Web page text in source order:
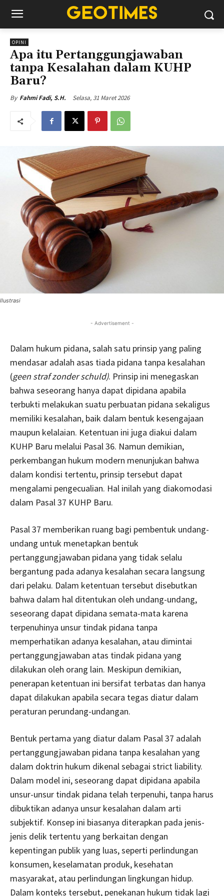
OPINI
Apa itu Pertanggungjawaban
tanpa Kesalahan dalam KUHP
Baru?
By Fahmi Fadi, S.H. Selasa, 31 Maret 2026
Ilustrasi
- Advertisement -
Dalam hukum pidana, salah satu prinsip yang paling
mendasar adalah asas tiada pidana tanpa kesalahan
(geen straf zonder schuld). Prinsip ini menegaskan
bahwa seseorang hanya dapat dipidana apabila
terbukti melakukan suatu perbuatan pidana sekaligus
memiliki kesalahan, baik dalam bentuk kesengajaan
maupun kelalaian. Ketentuan ini juga diakui dalam
KUHP Baru melalui Pasal 36. Namun demikian,
perkembangan hukum modern menunjukan bahwa
dalam kondisi tertentu, prinsip tersebut dapat
mengalami pengecualian. Hal inilah yang diakomodasi
dalam Pasal 37 KUHP Baru.
Pasal 37 memberikan ruang bagi pembentuk undang-
undang untuk menetapkan bentuk
pertanggungjawaban pidana yang tidak selalu
bergantung pada adanya kesalahan secara langsung
dari pelaku. Dalam ketentuan tersebut disebutkan
bahwa dalam hal ditentukan oleh undang-undang,
seseorang dapat dipidana semata-mata karena
terpenuhinya unsur tindak pidana tanpa
memperhatikan adanya kesalahan, atau dimintai
pertanggungjawaban atas tindak pidana yang
dilakukan oleh orang lain. Meskipun demikian,
penerapan ketentuan ini bersifat terbatas dan hanya
dapat dilakukan apabila secara tegas diatur dalam
peraturan perundang-undangan.
Bentuk pertama yang diatur dalam Pasal 37 adalah
pertanggungjawaban pidana tanpa kesalahan yang
dalam doktrin hukum dikenal sebagai strict liability.
Dalam model ini, seseorang dapat dipidana apabila
unsur-unsur tindak pidana telah terpenuhi, tanpa harus
dibuktikan adanya unsur kesalahan dalam arti
subjektif. Konsep ini biasanya diterapkan pada jenis-
jenis delik tertentu yang berkaitan dengan
kepentingan publik yang luas, seperti perlindungan
konsumen, keselamatan produk, kesehatan
masyarakat, atau perlindungan lingkungan hidup.
Dalam konteks tersebut, penekanan hukum tidak lagi